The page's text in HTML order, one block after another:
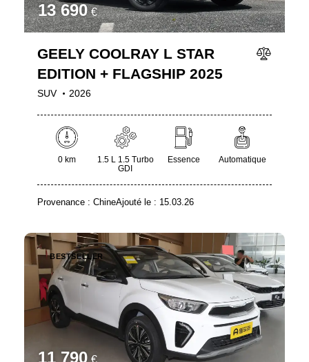
13 690 €
GEELY COOLRAY L STAR
EDITION + FLAGSHIP 2025
SUV 2026
0 km
1.5 L 1.5 Turbo
GDI
Essence Automatique
Provenance : ChineAjouté le : 15.03.26
BESTSELLER
11 790 €